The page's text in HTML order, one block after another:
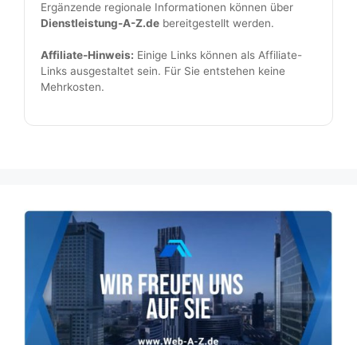
Ergänzende regionale Informationen können über
Dienstleistung-A-Z.de bereitgestellt werden.
Affiliate-Hinweis: Einige Links können als Affiliate-
Links ausgestaltet sein. Für Sie entstehen keine
Mehrkosten.